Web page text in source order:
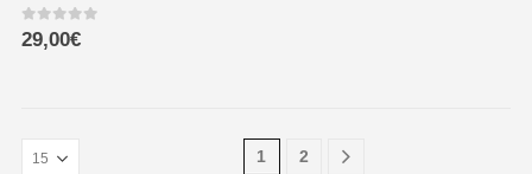
0out of 5
29,00€
1 2